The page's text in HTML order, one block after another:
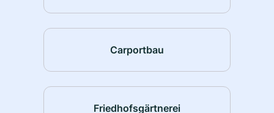
Carportbau
Friedhofsgärtnerei